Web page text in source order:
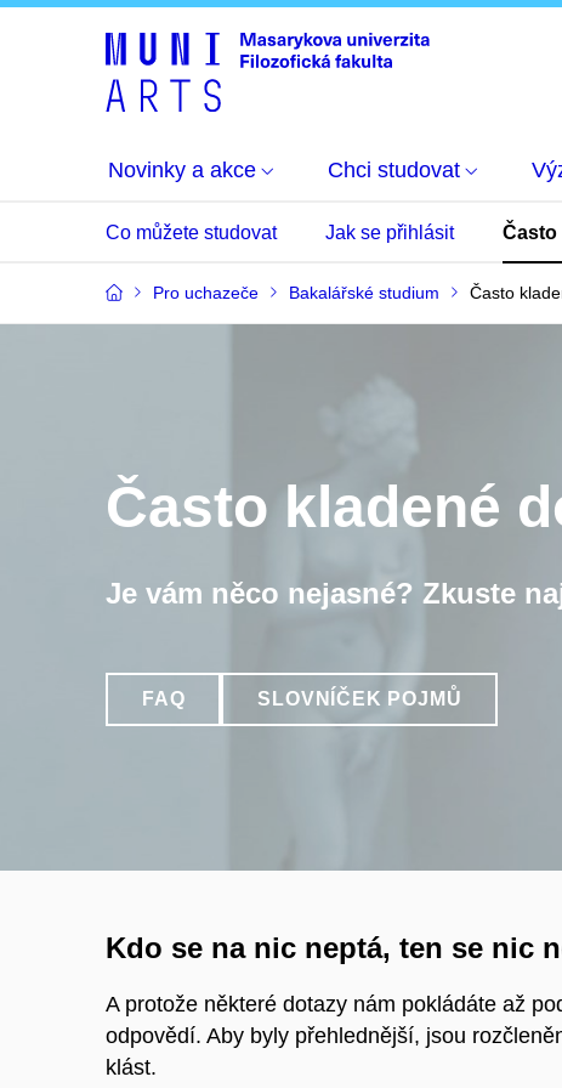
Novinky a akce Chci studovat
Co můžete studovat Jak se přihlásit Často
Pro uchazeče Bakalářské studium Často
Často kladené
Je vám něco nejasné? Zkuste
FAQ SLOVNÍČEK POJMŮ
Kdo se na nic neptá, ten se nic
A protože některé dotazy nám pokládáte až
odpovědí. Aby byly přehlednější, jsou
klást.